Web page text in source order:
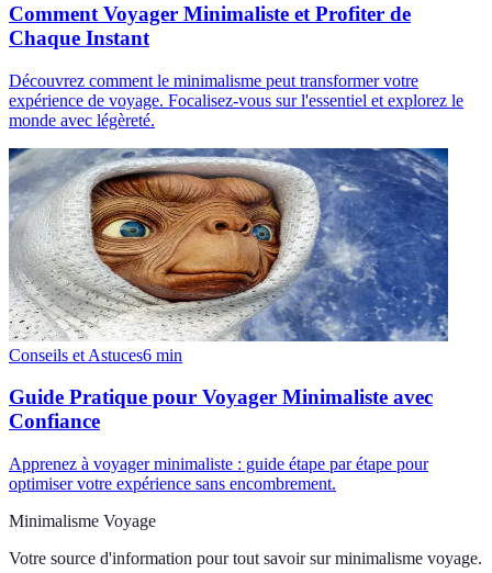
Comment Voyager Minimaliste et Profiter de
Chaque Instant
Découvrez comment le minimalisme peut transformer votre
expérience de voyage. Focalisez-vous sur l'essentiel et explorez le
monde avec légèreté.
Conseils et Astuces6 min
Guide Pratique pour Voyager Minimaliste avec
Confiance
Apprenez à voyager minimaliste : guide étape par étape pour
optimiser votre expérience sans encombrement.
Minimalisme Voyage
Votre source d'information pour tout savoir sur minimalisme voyage.